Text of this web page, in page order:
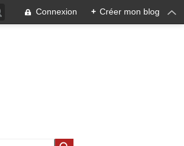
Connexion + Créer mon blog